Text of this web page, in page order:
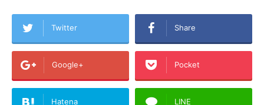
Twitter Share
Google+ Pocket
Hatena LINE